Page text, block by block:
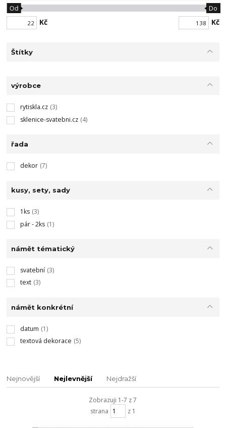
Kč
Od Do
Kč
Štítky
výrobce
rytiskla.cz (3)
sklenice-svatebni.cz (4)
řada
dekor (7)
kusy, sety, sady
1ks (3)
pár - 2ks (1)
námět tématický
svatební (3)
text (3)
námět konkrétní
datum (1)
textová dekorace (5)
Nejnovější Nejlevnější Nejdražší
Zobrazuji 1-7 z 7
strana
z 1